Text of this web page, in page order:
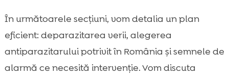
obiectele pisicii
 Îngrijirea blănii vara: periaj, băi și
verificarea pielii
Protecția pisicilor de apartament vs.
În următoarele secțiuni, vom detalia un plan
eficient: deparazitarea verii, alegerea
antiparazitarului potrivit în România și semnele de
alarmă ce necesită intervenție. Vom discuta